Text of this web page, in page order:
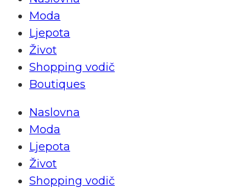
Moda
Ljepota
Život
Shopping vodič
Boutiques
Naslovna
Moda
Ljepota
Život
Shopping vodič